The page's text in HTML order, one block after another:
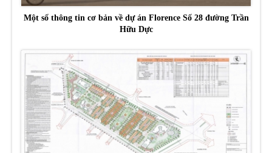
Một số thông tin cơ bản về dự án Florence Số 28 đường Trần
Hữu Dực